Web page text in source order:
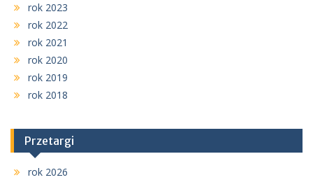
rok 2023
rok 2022
rok 2021
rok 2020
rok 2019
rok 2018
Przetargi
rok 2026